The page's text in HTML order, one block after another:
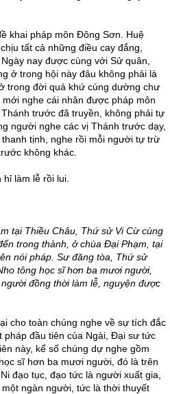
khai pháp môn Đông Sơn. Huệ
tất cả những điều cay đắng,
nay được cùng với Sử quân,
ở trong hội này đâu không phải là
trong đời quá khứ cúng dường chư
nghe cái nhân được pháp môn
trước đã truyền, không phải tự
người nghe các vị Thánh trước dạy,
tịnh, nghe rồi mỗi người tự trừ
không khác.
làm lễ rồi lui.
tại Thiều Châu, Thứ sử Vi Cừ cùng
trong thành, ở chùa Đại Phạm, tại
nói pháp. Sư đăng tòa, Thứ sử
tông học sĩ hơn ba mươi người,
đồng thời làm lễ, nguyện được
cho toàn chúng nghe về sự tích đắc
pháp đầu tiên của Ngài, Đại sư tức
này, kể số chúng dự nghe gồm
sĩ hơn ba mươi người, đó là trên
đạo tục, đạo tức là người xuất gia,
ngàn người, tức là thời thuyết